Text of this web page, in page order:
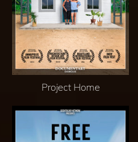
Project Home